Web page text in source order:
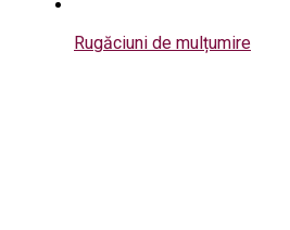
Rugăciuni de mulțumire